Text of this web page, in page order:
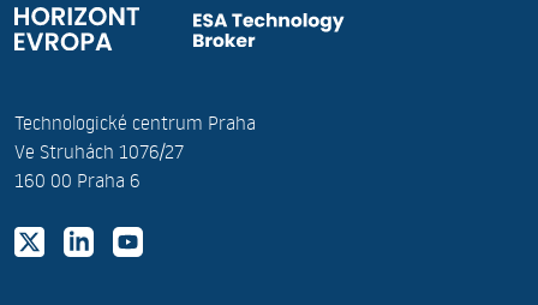
Technologické centrum Praha
Ve Struhách 1076/27
160 00 Praha 6